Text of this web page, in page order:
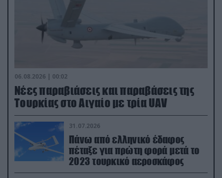
06.08.2026 | 00:02
Νέες παραβιάσεις και παραβάσεις της
Τουρκίας στο Αιγαίο με τρία UAV
31.07.2026
Πάνω από ελληνικό έδαφος
πέταξε για πρώτη φορά μετά το
2023 τουρκικό αεροσκάφος